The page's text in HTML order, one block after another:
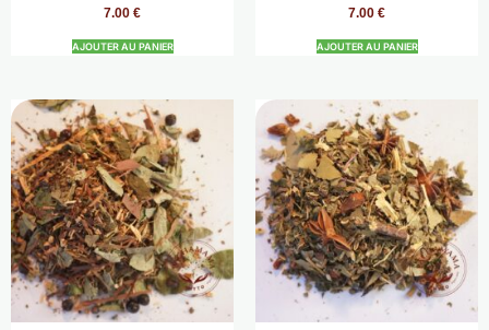
7.00 €
AJOUTER AU PANIER
7.00 €
AJOUTER AU PANIER